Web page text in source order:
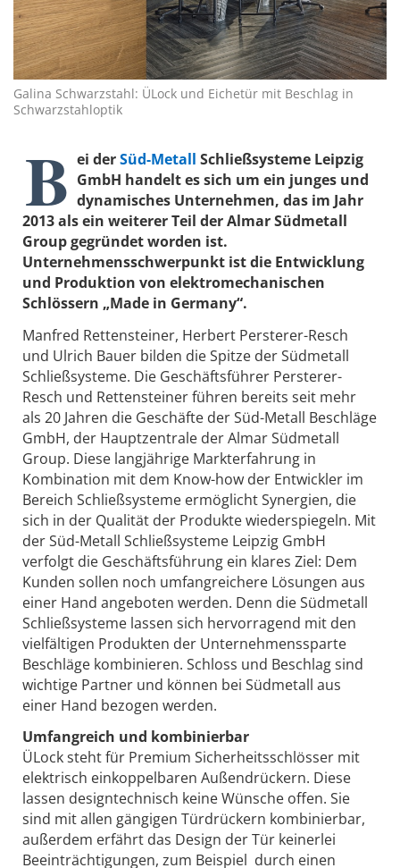
Galina Schwarzstahl: ÜLock und Eichetür mit Beschlag in
Schwarzstahloptik
B ei derSüd-Metall Schließsysteme Leipzig
GmbH handelt es sich um ein junges und
dynamisches Unternehmen, das im Jahr
2013 als ein weiterer Teil der Almar Südmetall
Group gegründet worden ist.
Unternehmensschwerpunkt ist die Entwicklung
und Produktion von elektromechanischen
Schlössern „Made in Germany“.
Manfred Rettensteiner, Herbert Persterer-Resch
und Ulrich Bauer bilden die Spitze der Südmetall
Schließsysteme. Die Geschäftsführer Persterer-
Resch und Rettensteiner führen bereits seit mehr
als 20 Jahren die Geschäfte der Süd-Metall Beschläge
GmbH, der Hauptzentrale der Almar Südmetall
Group. Diese langjährige Markterfahrung in
Kombination mit dem Know-how der Entwickler im
Bereich Schließsysteme ermöglicht Synergien, die
sich in der Qualität der Produkte wiederspiegeln. Mit
der Süd-Metall Schließsysteme Leipzig GmbH
verfolgt die Geschäftsführung ein klares Ziel: Dem
Kunden sollen noch umfangreichere Lösungen aus
einer Hand angeboten werden. Denn die Südmetall
Schließsysteme lassen sich hervorragend mit den
vielfältigen Produkten der Unternehmenssparte
Beschläge kombinieren. Schloss und Beschlag sind
wichtige Partner und können bei Südmetall aus
einer Hand bezogen werden.
Umfangreich und kombinierbar
ÜLock steht für Premium Sicherheitsschlösser mit
elektrisch einkoppelbaren Außendrückern. Diese
lassen designtechnisch keine Wünsche offen. Sie
sind mit allen gängigen Türdrückern kombinierbar,
außerdem erfährt das Design der Tür keinerlei
Beeinträchtigungen, zum Beispiel durch einen